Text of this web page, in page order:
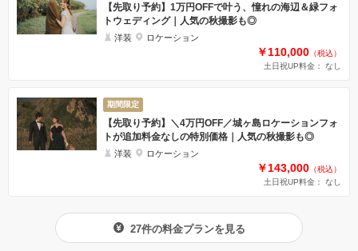
【先取り予約】1万円OFFで叶う、憧れの海辺＆緑フォ
トウェディング｜人気の秋撮影も◎
洋装 ロケーション
￥110,000 （税込）
土日祝UP料金： なし
期間限定
【先取り予約】＼4万円OFF／城ヶ島ロケーションフォ
トが追加料金なしの特別価格｜人気の秋撮影も◎
洋装 ロケーション
￥143,000 （税込）
土日祝UP料金： なし
27件の料金プランを見る